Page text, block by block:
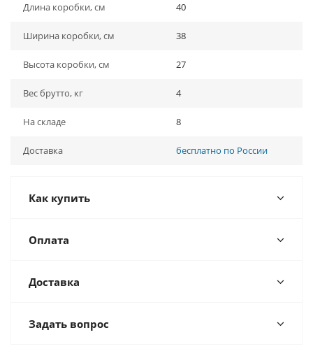
Длина коробки, см 40
Ширина коробки, см 38
Высота коробки, см 27
Вес брутто, кг 4
На складе 8
Доставка бесплатно по России
Как купить
Оплата
Доставка
Задать вопрос